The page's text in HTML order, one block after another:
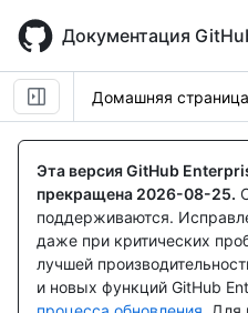
main
content
Документация
Домашняя страница
Эта версия GitHub
прекращена 2026-08-25.
поддерживаются.
даже при критических
лучшей
и новых функций GitHub